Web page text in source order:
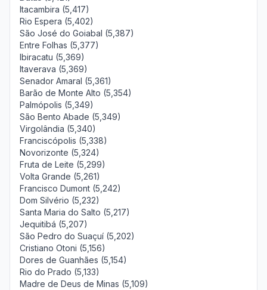
Itacambira (5,417)
Rio Espera (5,402)
São José do Goiabal (5,387)
Entre Folhas (5,377)
Ibiracatu (5,369)
Itaverava (5,369)
Senador Amaral (5,361)
Barão de Monte Alto (5,354)
Palmópolis (5,349)
São Bento Abade (5,349)
Virgolândia (5,340)
Franciscópolis (5,338)
Novorizonte (5,324)
Fruta de Leite (5,299)
Volta Grande (5,261)
Francisco Dumont (5,242)
Dom Silvério (5,232)
Santa Maria do Salto (5,217)
Jequitibá (5,207)
São Pedro do Suaçuí (5,202)
Cristiano Otoni (5,156)
Dores de Guanhães (5,154)
Rio do Prado (5,133)
Madre de Deus de Minas (5,109)